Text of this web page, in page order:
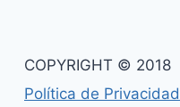
COPYRIGHT © 2018
Política de Privacidad